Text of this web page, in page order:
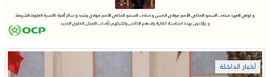
أخبار الداخلة